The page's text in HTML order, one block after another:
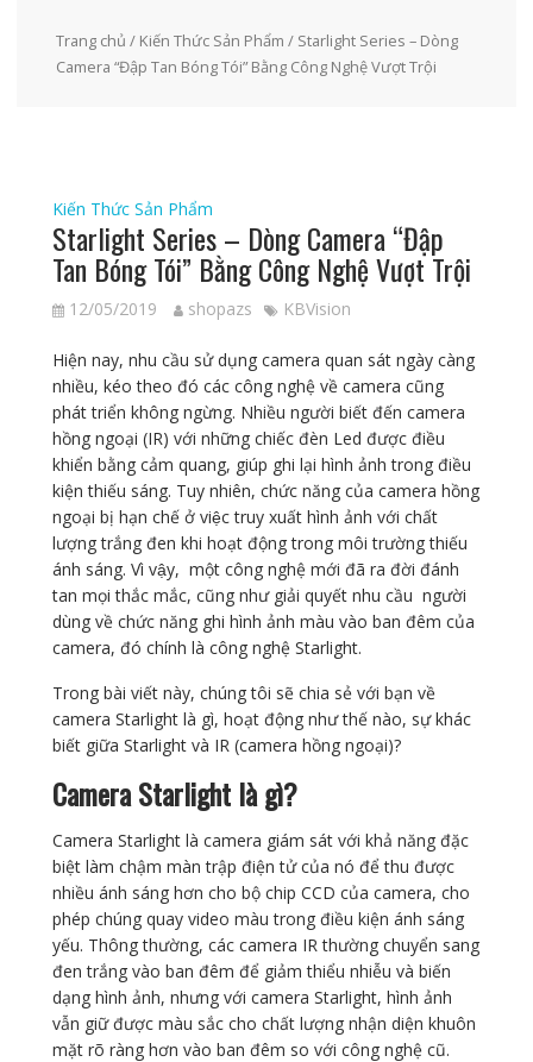
Trang chủ / Kiến Thức Sản Phẩm / Starlight Series – Dòng
Camera “Đập Tan Bóng Tói” Bằng Công Nghệ Vượt Trội
Kiến Thức Sản Phẩm
Starlight Series – Dòng Camera “Đập
Tan Bóng Tói” Bằng Công Nghệ Vượt Trội
12/05/2019 shopazs KBVision
Hiện nay, nhu cầu sử dụng camera quan sát ngày càng
nhiều, kéo theo đó các công nghệ về camera cũng
phát triển không ngừng. Nhiều người biết đến camera
hồng ngoại (IR) với những chiếc đèn Led được điều
khiển bằng cảm quang, giúp ghi lại hình ảnh trong điều
kiện thiếu sáng. Tuy nhiên, chức năng của camera hồng
ngoại bị hạn chế ở việc truy xuất hình ảnh với chất
lượng trắng đen khi hoạt động trong môi trường thiếu
ánh sáng. Vì vậy, một công nghệ mới đã ra đời đánh
tan mọi thắc mắc, cũng như giải quyết nhu cầu người
dùng về chức năng ghi hình ảnh màu vào ban đêm của
camera, đó chính là công nghệ Starlight.
Trong bài viết này, chúng tôi sẽ chia sẻ với bạn về
camera Starlight là gì, hoạt động như thế nào, sự khác
biết giữa Starlight và IR (camera hồng ngoại)?
Camera Starlight là gì?
Camera Starlight là camera giám sát với khả năng đặc
biệt làm chậm màn trập điện tử của nó để thu được
nhiều ánh sáng hơn cho bộ chip CCD của camera, cho
phép chúng quay video màu trong điều kiện ánh sáng
yếu. Thông thường, các camera IR thường chuyển sang
đen trắng vào ban đêm để giảm thiểu nhiễu và biến
dạng hình ảnh, nhưng với camera Starlight, hình ảnh
vẫn giữ được màu sắc cho chất lượng nhận diện khuôn
mặt rõ ràng hơn vào ban đêm so với công nghệ cũ.